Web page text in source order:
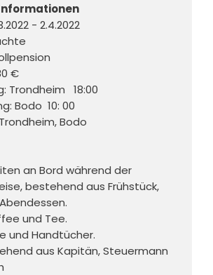
- 2.4.2022
€
18:00
Bodo  10: 00
Bodo
an Bord während der
bestehend aus Frühstück,
und Tee.
und Handtücher.
aus Kapitän, Steuermann